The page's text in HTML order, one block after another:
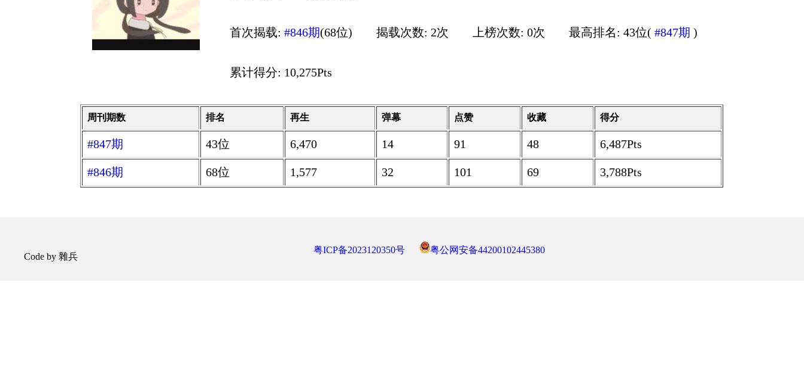
首次揭载:#846期(68位) 揭载次数: 2次 上榜次数: 0次 最高排名: 43位(#847期 )
累计得分: 10,275Pts
周刊期数 排名 再生 弹幕 点赞 收藏 得分
#847期 43位 6,470 14 91 48 6,487Pts
#846期 68位 1,577 32 101 69 3,788Pts
Code by 雜兵
粤ICP备2023120350号 粤公网安备44200102445380